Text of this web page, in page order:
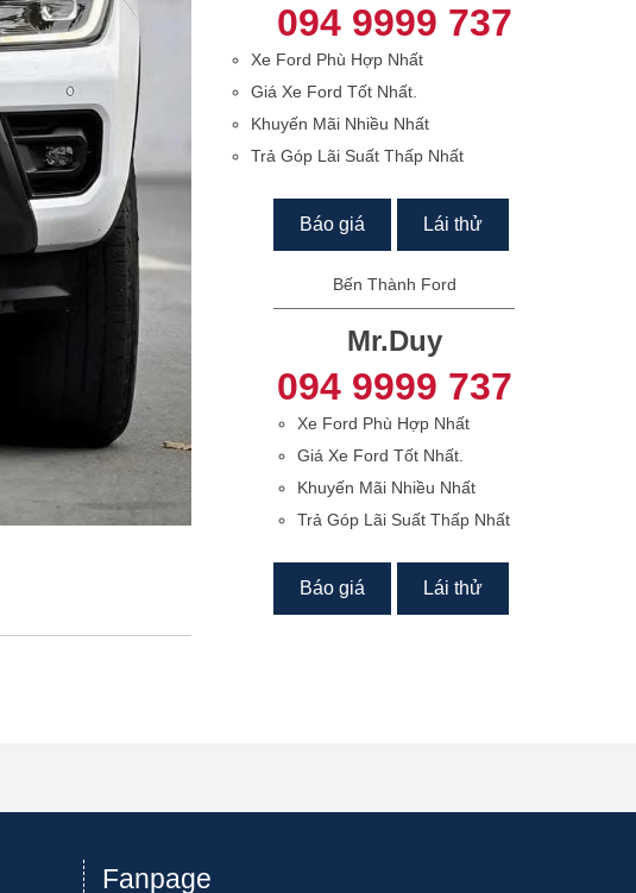
094 9999 737
Xe Ford Phù Hợp Nhất
Giá Xe Ford Tốt Nhất.
Khuyến Mãi Nhiều Nhất
Trả Góp Lãi Suất Thấp Nhất
Báo giá Lái thử
Bến Thành Ford
Mr.Duy
094 9999 737
Xe Ford Phù Hợp Nhất
Giá Xe Ford Tốt Nhất.
Khuyến Mãi Nhiều Nhất
Trả Góp Lãi Suất Thấp Nhất
Báo giá Lái thử
Fanpage